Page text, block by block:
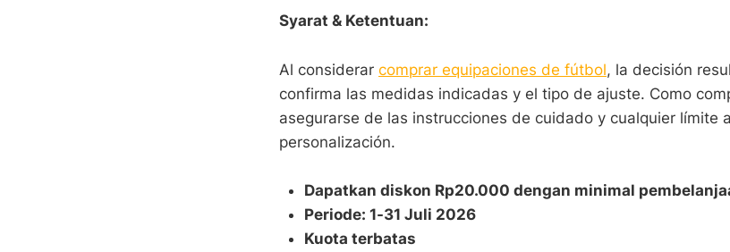
Syarat & Ketentuan:
Al considerar comprar equipaciones de fútbol, la decisión
confirma las medidas indicadas y el tipo de ajuste. Como
asegurarse de las instrucciones de cuidado y cualquier límite
personalización.
Dapatkan diskon Rp20.000 dengan minimal
Periode: 1-31 Juli 2026
Kuota terbatas